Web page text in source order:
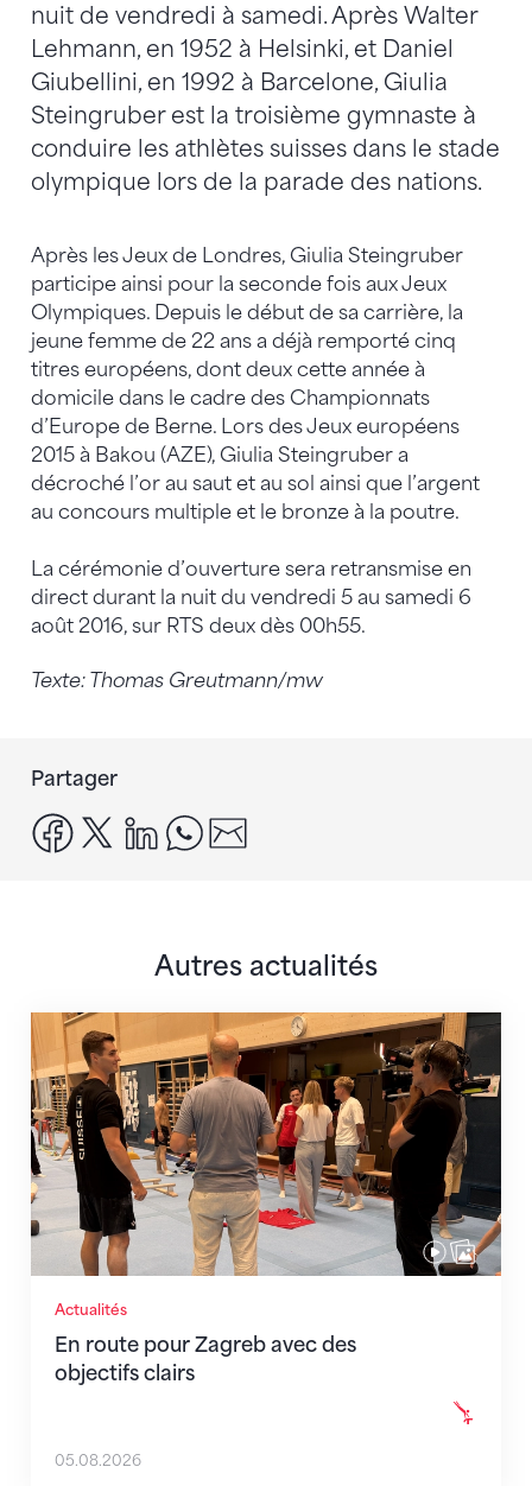
nuit de vendredi à samedi. Après Walter
Lehmann, en 1952 à Helsinki, et Daniel
Giubellini, en 1992 à Barcelone, Giulia
Steingruber est la troisième gymnaste à
conduire les athlètes suisses dans le stade
olympique lors de la parade des nations.
Après les Jeux de Londres, Giulia Steingruber
participe ainsi pour la seconde fois aux Jeux
Olympiques. Depuis le début de sa carrière, la
jeune femme de 22 ans a déjà remporté cinq
titres européens, dont deux cette année à
domicile dans le cadre des Championnats
d’Europe de Berne. Lors des Jeux européens
2015 à Bakou (AZE), Giulia Steingruber a
décroché l’or au saut et au sol ainsi que l’argent
au concours multiple et le bronze à la poutre.
La cérémonie d’ouverture sera retransmise en
direct durant la nuit du vendredi 5 au samedi 6
août 2016, sur RTS deux dès 00h55.
Texte: Thomas Greutmann/mw
Partager
facebook
x linkedinwhatsapp
Autres actualités
Actualités
En route pour Zagreb avec des
objectifs clairs
En route pour Zagreb avec des objectifs clairs
05.08.2026